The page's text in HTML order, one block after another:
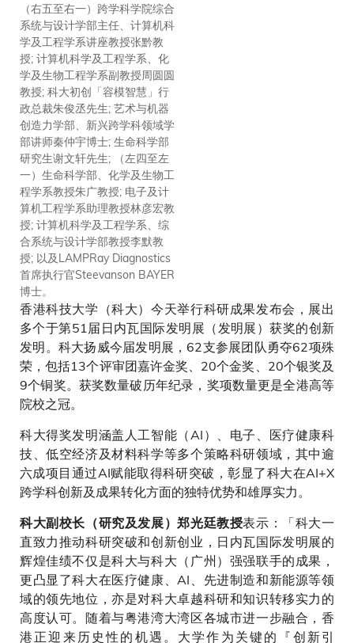
（右五至右一）跨学科学院综合
系统与设计学部主任、计算机科
学及工程学系讲座教授张黔教
授; 计算机科学及工程学系、化
学及生物工程学系副教授周圆圆
教授; 科大初创「容模智慧」行
政总裁朱俊丞先生; 艺术与机器
创造力学部、新兴跨学科领域学
部讲师秦仲宇博士; 生命科学部
研究生谢文轩先生; （左四至左
一）生命科学部、化学及生物工
程学系教授朱广教授; 电子及计
算机工程学系助理教授林彦宏教
授; 计算机科学及工程学系、综
合系统与设计学部教授李默教
授; 以及LAMPRay Diagnostics
首席执行官Steevanson BAYER
博士。
香港科技大学（科大）今天举行科研成果发布会，展出
多个于第51届日内瓦国际发明展（发明展）获奖的创新
发明。科大扬威今届发明展，62支参展团队勇夺62项殊
荣，包括13个评审团嘉许金奖、20个金奖、20个银奖及
9个铜奖。获奖数量破历年纪录，奖项数量更是全港高等
院校之冠。
科大得奖发明涵盖人工智能（AI）、电子、医疗健康科
技、低空经济及材料科学等多个策略科研领域，其中逾
六成项目通过AI赋能取得科研突破，彰显了科大在AI+X
跨学科创新及成果转化方面的独特优势和雄厚实力。
科大副校长（研究及发展）郑光廷教授表示：「科大一
直致力推动科研突破和创新创业，日内瓦国际发明展的
辉煌佳绩不仅是科大与科大（广州）强强联手的成果，
更凸显了科大在医疗健康、AI、先进制造和新能源等领
域的领先地位，亦是对科大卓越科研和知识转移实力的
高度认可。随着与粤港湾大湾区各城市进一步融合，香
港正迎来历史性的机遇。大学作为关键的『创新引